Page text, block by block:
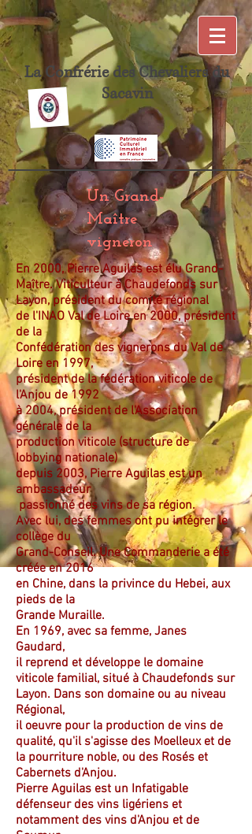
La Confrérie des Chevaliers du
Sacavin
Un Grand-
Maître
vigneron
En 2000, Pierre Aguilas est élu Grand-
Maître. Viticulteur à Chaudefonds sur
Layon, président du comité régional
de l'INAO Val de Loire en 2000, président
de la
Confédération des vignerons du Val de
Loire en 1997,
président de la fédération viticole de
l'Anjou de 1992
à 2004, président de l'Association
générale de la
production viticole (structure de
lobbying nationale)
depuis 2003, Pierre Aguilas est un
ambassadeur
passionné des vins de sa région.
Avec lui, des femmes ont pu intégrer le
collège du
Grand-Conseil. Une Commanderie a été
créée en 2016
en Chine, dans la privince du Hebei, aux
pieds de la
Grande Muraille.
En 1969, avec sa femme, Janes
Gaudard,
il reprend et développe le domaine
viticole familial, situé à Chaudefonds sur
Layon. Dans son domaine ou au niveau
Régional,
il oeuvre pour la production de vins de
qualité, qu'il s'agisse des Moelleux et de
la pourriture noble, ou des Rosés et
Cabernets d'Anjou.
Pierre Aguilas est un Infatigable
défenseur des vins ligériens et
notamment des vins d'Anjou et de